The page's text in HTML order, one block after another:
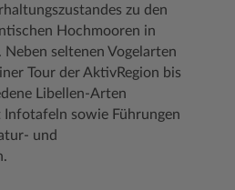
zu den
Hochmooren in
seltenen Vogelarten
Tour der AktivRegion bis
Libellen-Arten
Infotafeln sowie Führungen
und